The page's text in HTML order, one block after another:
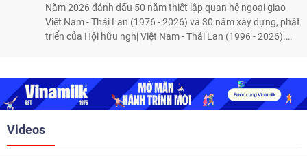
Năm 2026 đánh dấu 50 năm thiết lập quan hệ ngoại giao
Việt Nam - Thái Lan (1976 - 2026) và 30 năm xây dựng, phát
triển của Hội hữu nghị Việt Nam - Thái Lan (1996 - 2026).
giao lưu truyền thống sang kết nối địa phương, doanh
nghiệp, giáo dục, văn hóa và thế hệ trẻ, góp phần tăng
cường sự hiểu biết và hợp tác giữa nhân dân hai nước.
Videos